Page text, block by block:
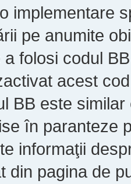
implementare
pe anumite
a folosi codul
acest
BB este
în paranteze
informaţii
din pagina de